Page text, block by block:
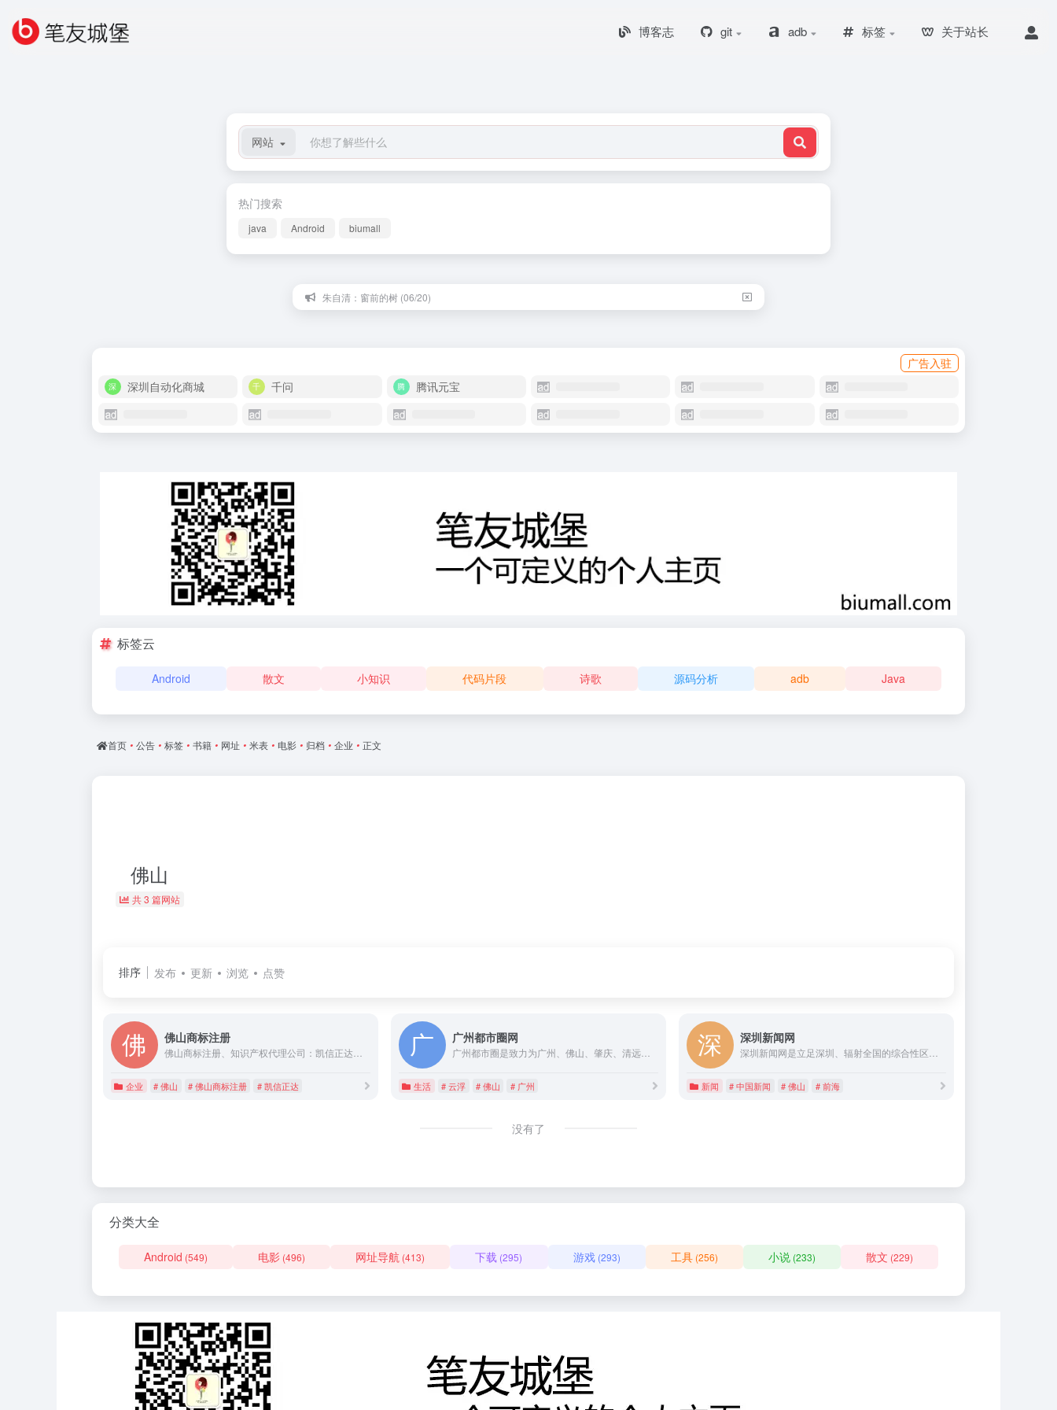
博客志 git adb 标签 关于站长
网站
热门搜索
java Android biumall
朱自清：窗前的树 (06/20)
广告入驻
深圳自动化商城
千问 腾讯元宝
标签云
Android 散文 小知识 代码片段 诗歌 源码分析 adb Java
首页 • 公告 • 标签 • 书籍 • 网址 • 米表 • 电影 • 归档 • 企业 • 正文
佛山
共 3 篇网站
排序 发布 更新 浏览 点赞
佛山商标注册
企业 # 佛山 # 佛山商标注册 # 凯信正达
广州都市圈网
广州都市圈是致力为广州、佛山、肇庆、清远、云浮、韶关六城百姓提供民生便民生活信息服务为己任的新媒体平台。
生活 # 云浮 # 佛山 # 广州
深圳新闻网
新闻 # 中国新闻 # 佛山 # 前海
没有了
分类大全
Android (549) 电影 (496) 网址导航 (413) 下载 (295) 游戏(293) 工具(256) 小说(233) 散文 (229)